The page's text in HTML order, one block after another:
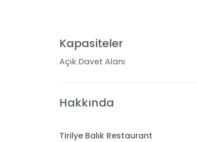
Kapasiteler
Açık Davet Alanı
Hakkında
Tirilye Balık Restaurant